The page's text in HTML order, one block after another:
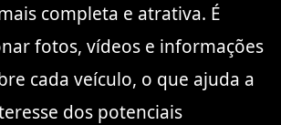
completa e atrativa. É
fotos, vídeos e informações
cada veículo, o que ajuda a
dos potenciais